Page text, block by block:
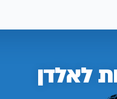
לאלדן